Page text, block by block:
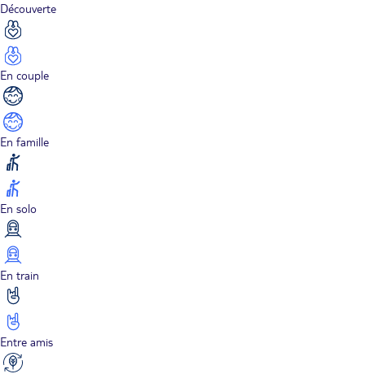
Découverte
En couple
En famille
En solo
En train
Entre amis